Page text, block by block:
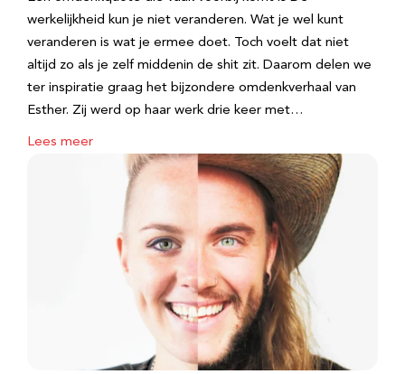
werkelijkheid kun je niet veranderen. Wat je wel kunt
veranderen is wat je ermee doet. Toch voelt dat niet
altijd zo als je zelf middenin de shit zit. Daarom delen we
ter inspiratie graag het bijzondere omdenkverhaal van
Esther. Zij werd op haar werk drie keer met…
Lees meer